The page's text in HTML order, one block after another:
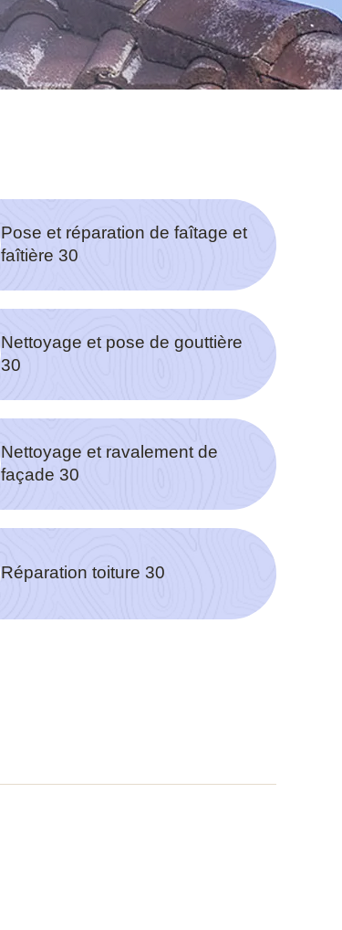
Pose et réparation de faîtage et
faîtière 30
Nettoyage et pose de gouttière
30
Nettoyage et ravalement de
façade 30
Réparation toiture 30